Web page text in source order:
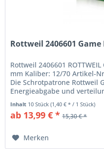
Rottweil 2406601
Rottweil 2406601
mm Kaliber: 12/70 Artikel-
Die Schrotpatrone Rottweil
Energieabgabe und
Inhalt 10 Stück(1,40 € * / 1 Stück)
ab 13,99 € * 15,30 € *
Merken